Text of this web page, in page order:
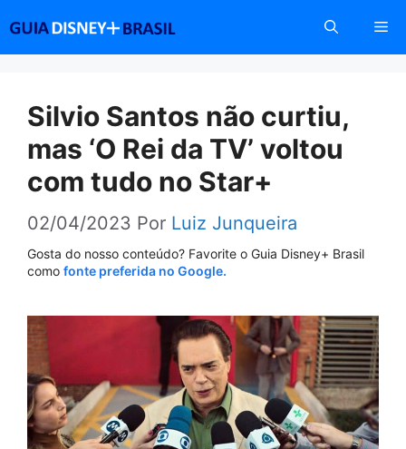
conteúdo
Silvio Santos não curtiu,
mas ‘O Rei da TV’ voltou
com tudo no Star+
02/04/2023 Por Luiz Junqueira
Gosta do nosso conteúdo? Favorite o Guia Disney+ Brasil
como fonte preferida no Google.